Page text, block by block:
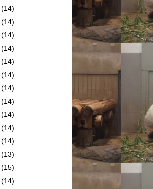
(14)
(14)
(14)
(14)
(14)
(14)
(14)
(14)
(14)
(14)
(14)
(13)
(15)
(14)